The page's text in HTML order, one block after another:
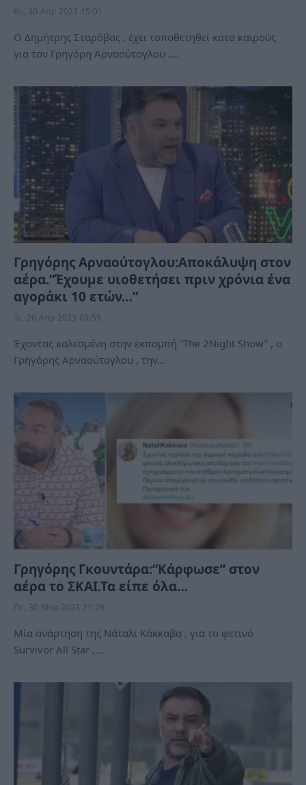
Κυ, 30 Απρ 2023 15:01
Ο Δημήτρης Σταρόβας , έχει τοποθετηθεί κατα καιρούς
για τον Γρηγόρη Αρναούτογλου ,…
Γρηγόρης Αρναούτογλου:Αποκάλυψη στον
αέρα.”Έχουμε υιοθετήσει πριν χρόνια ένα
αγοράκι 10 ετών…”
Τε, 26 Απρ 2023 09:59
Έχοντας καλεσμένη στην εκπομπή “The 2Night Show” , ο
Γρηγόρης Αρναούτογλου , την…
Γρηγόρης Γκουντάρα:”Κάρφωσε” στον
αέρα το ΣΚΑΙ.Τα είπε όλα…
Πε, 30 Μαρ 2023 21:26
Μία ανάρτηση της Νάταλι Κάκκαβα , για το φετινό
Survivor All Star ,…